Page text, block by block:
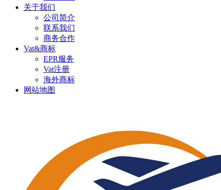
关于我们
公司简介
联系我们
商务合作
Vat&商标
EPR服务
Vat注册
海外商标
网站地图